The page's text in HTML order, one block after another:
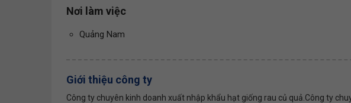
Nơi làm việc
Quảng Nam
Giới thiệu công ty
Công ty chuyên kinh doanh xuất nhập khẩu hạt giống rau củ quả.Công ty